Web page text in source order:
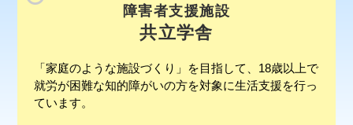
障害者支援施設
共立学舎
「家庭のような施設づくり」を目指して、18歳以上で
就労が困難な知的障がいの方を対象に生活支援を行っ
ています。